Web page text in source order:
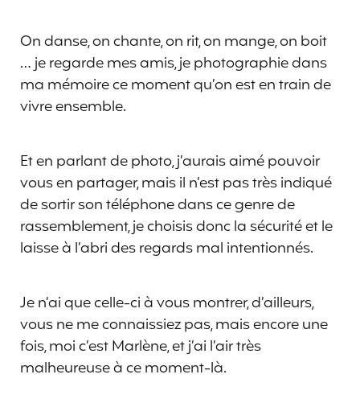
On danse, on chante, on rit, on mange, on boit
… je regarde mes amis, je photographie dans
ma mémoire ce moment qu’on est en train de
vivre ensemble.
Et en parlant de photo, j’aurais aimé pouvoir
vous en partager, mais il n’est pas très indiqué
de sortir son téléphone dans ce genre de
rassemblement, je choisis donc la sécurité et le
laisse à l’abri des regards mal intentionnés.
Je n’ai que celle-ci à vous montrer, d’ailleurs,
vous ne me connaissiez pas, mais encore une
fois, moi c’est Marlène, et j’ai l’air très
malheureuse à ce moment-là.